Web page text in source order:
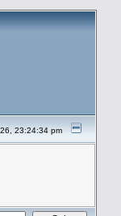
23:24:34 pm